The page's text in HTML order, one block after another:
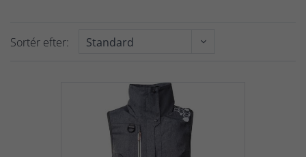
Sortér efter: